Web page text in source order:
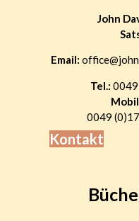
John
Email:
Tel.:
0049
Kontakt